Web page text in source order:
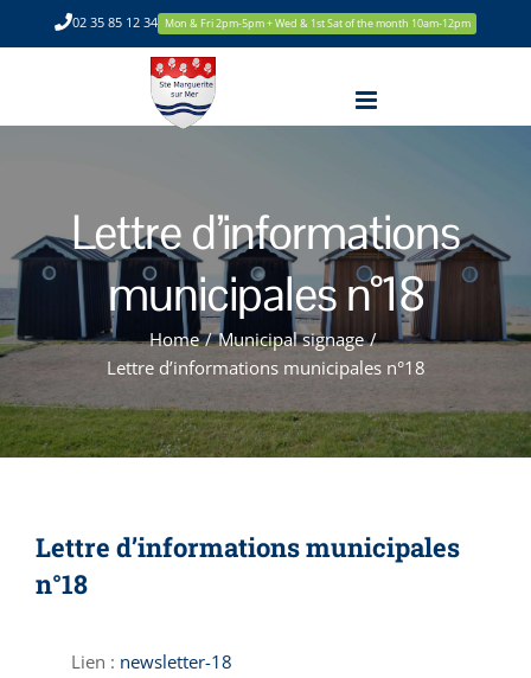
to
02 35 85 12 34 Mon & Fri 2pm-5pm + Wed & 1st Sat of the month 10am-12pm
Lettre d’informations
municipales n°18
Home / Municipal signage /
Lettre d’informations municipales n°18
Lettre d’informations municipales
n°18
Lien : newsletter-18